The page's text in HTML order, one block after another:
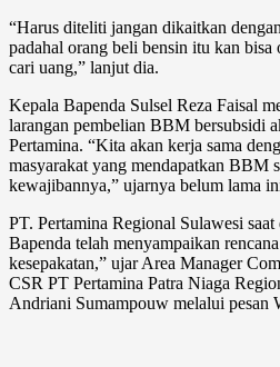
“Harus diteliti jangan dikaitkan
padahal orang beli bensin itu kan bisa
cari uang,” lanjut dia.
Kepala Bapenda Sulsel Reza Faisal
larangan pembelian BBM bersubsidi
Pertamina. “Kita akan kerja sama
masyarakat yang mendapatkan BBM
kewajibannya,” ujarnya belum lama
PT. Pertamina Regional Sulawesi
Bapenda telah menyampaikan
kesepakatan,” ujar Area Manager
CSR PT Pertamina Patra Niaga
Andriani Sumampouw melalui pesan